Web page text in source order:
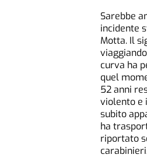
Sarebbe
incidente
Motta. Il
curva ha
quel
52 anni
violento e
subito
ha
riportato